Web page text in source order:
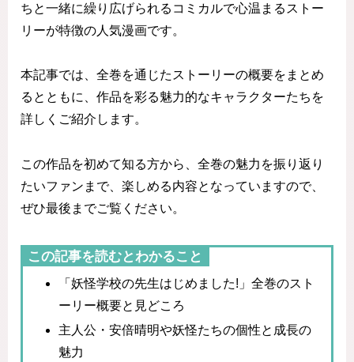
ちと一緒に繰り広げられるコミカルで心温まるストー
リーが特徴の人気漫画です。
本記事では、全巻を通じたストーリーの概要をまとめ
るとともに、作品を彩る魅力的なキャラクターたちを
詳しくご紹介します。
この作品を初めて知る方から、全巻の魅力を振り返り
たいファンまで、楽しめる内容となっていますので、
ぜひ最後までご覧ください。
この記事を読むとわかること
「妖怪学校の先生はじめました!」全巻のスト
ーリー概要と見どころ
主人公・安倍晴明や妖怪たちの個性と成長の
魅力